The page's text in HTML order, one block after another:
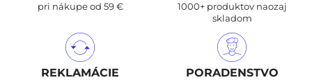
pri nákupe od 59 €
1000+ produktov naozaj
skladom
REKLAMÁCIE PORADENSTVO